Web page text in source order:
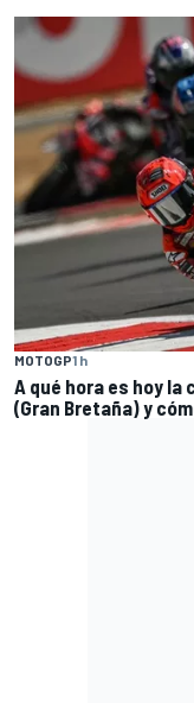
MOTOGP1 h
A qué hora es hoy la
(Gran Bretaña) y